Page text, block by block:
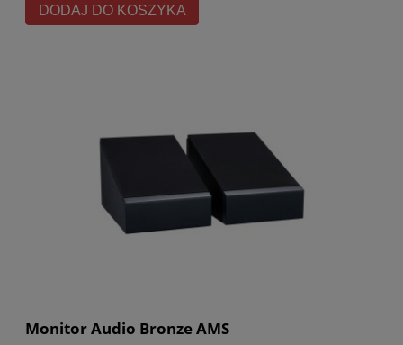
DODAJ DO KOSZYKA
Monitor Audio Bronze AMS